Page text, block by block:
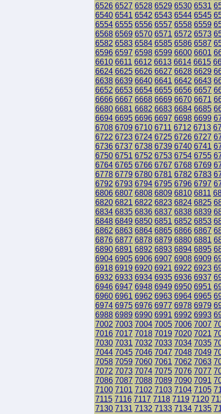
6526 6527 6528 6529 6530 6531
6540 6541 6542 6543 6544 6545
6554 6555 6556 6557 6558 6559
6568 6569 6570 6571 6572 6573
6582 6583 6584 6585 6586 6587
6596 6597 6598 6599 6600 6601
6610 6611 6612 6613 6614 6615
6624 6625 6626 6627 6628 6629
6638 6639 6640 6641 6642 6643
6652 6653 6654 6655 6656 6657
6666 6667 6668 6669 6670 6671
6680 6681 6682 6683 6684 6685
6694 6695 6696 6697 6698 6699
6708 6709 6710 6711 6712 6713
6722 6723 6724 6725 6726 6727
6736 6737 6738 6739 6740 6741
6750 6751 6752 6753 6754 6755
6764 6765 6766 6767 6768 6769
6778 6779 6780 6781 6782 6783
6792 6793 6794 6795 6796 6797
6806 6807 6808 6809 6810 6811
6820 6821 6822 6823 6824 6825
6834 6835 6836 6837 6838 6839
6848 6849 6850 6851 6852 6853
6862 6863 6864 6865 6866 6867
6876 6877 6878 6879 6880 6881
6890 6891 6892 6893 6894 6895
6904 6905 6906 6907 6908 6909
6918 6919 6920 6921 6922 6923
6932 6933 6934 6935 6936 6937
6946 6947 6948 6949 6950 6951
6960 6961 6962 6963 6964 6965
6974 6975 6976 6977 6978 6979
6988 6989 6990 6991 6992 6993
7002 7003 7004 7005 7006 7007
7016 7017 7018 7019 7020 7021
7030 7031 7032 7033 7034 7035
7044 7045 7046 7047 7048 7049
7058 7059 7060 7061 7062 7063
7072 7073 7074 7075 7076 7077
7086 7087 7088 7089 7090 7091
7100 7101 7102 7103 7104 7105
7115 7116 7117 7118 7119 7120
7130 7131 7132 7133 7134 7135